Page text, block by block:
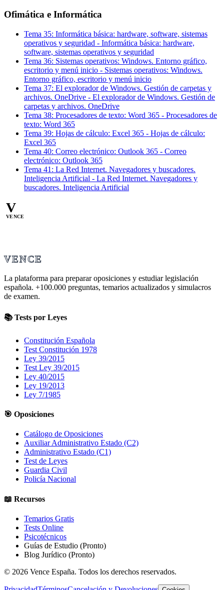
Ofimática e Informática
Tema 35: Informática básica: hardware, software, sistemas
operativos y seguridad - Informática básica: hardware,
software, sistemas operativos y seguridad
Tema 36: Sistemas operativos: Windows. Entorno gráfico,
escritorio y menú inicio - Sistemas operativos: Windows.
Entorno gráfico, escritorio y menú inicio
Tema 37: El explorador de Windows. Gestión de carpetas y
archivos. OneDrive - El explorador de Windows. Gestión de
carpetas y archivos. OneDrive
Tema 38: Procesadores de texto: Word 365 - Procesadores de
texto: Word 365
Tema 39: Hojas de cálculo: Excel 365 - Hojas de cálculo:
Excel 365
Tema 40: Correo electrónico: Outlook 365 - Correo
electrónico: Outlook 365
Tema 41 : La Red Internet. Navegadores y buscadores.
Inteligencia Artificial - La Red Internet. Navegadores y
buscadores. Inteligencia Artificial
V
VENCE
VENCE
La plataforma para preparar oposiciones y estudiar legislación
española. +100.000 preguntas, temarios actualizados y simulacros
de examen.
📚 Tests por Leyes
Constitución Española
Test Constitución 1978
Ley 39/2015
Test Ley 39/2015
Ley 40/2015
Ley 19/2013
Ley 7/1985
🎯 Oposiciones
Catálogo de Oposiciones
Auxiliar Administrativo Estado (C2)
Administrativo Estado (C1)
Test de Leyes
Guardia Civil
Policía Nacional
📖 Recursos
Temarios Gratis
Tests Online
Psicotécnicos
Guías de Estudio (Pronto)
Blog Jurídico (Pronto)
© 2026 Vence España. Todos los derechos reservados.